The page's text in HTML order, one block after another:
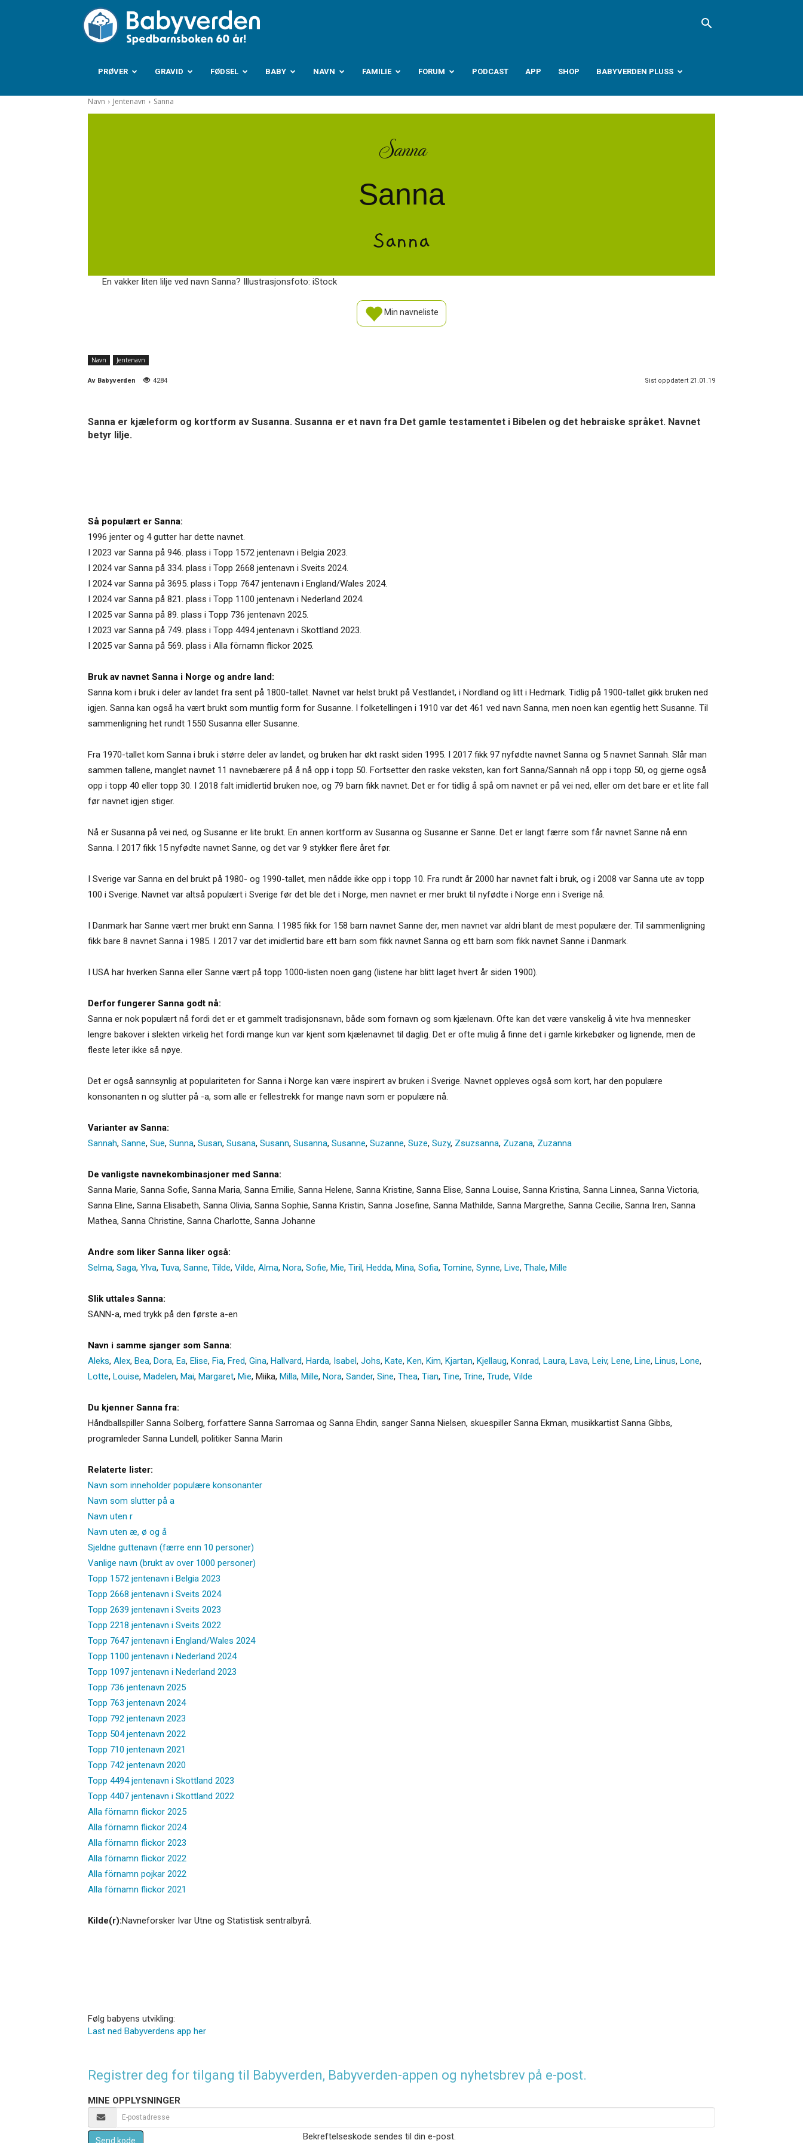
Babyverden.no
PRØVER GRAVID FØDSEL BABY NAVN FAMILIE FORUM PODCAST APP SHOP BABYVERDEN PLUSS
Navn Jentenavn Sanna
Sanna
Sanna
Sanna
En vakker liten lilje ved navn Sanna? Illustrasjonsfoto: iStock
Min navneliste
Navn Jentenavn
Av Babyverden 4284 Sist oppdatert 21.01.19
Sanna er kjæleform og kortform av Susanna. Susanna er et navn fra Det gamle testamentet i Bibelen og det hebraiske språket. Navnet
betyr lilje.
Så populært er Sanna:
1996 jenter og 4 gutter har dette navnet.
I 2023 var Sanna på 946. plass i Topp 1572 jentenavn i Belgia 2023.
I 2024 var Sanna på 334. plass i Topp 2668 jentenavn i Sveits 2024.
I 2024 var Sanna på 3695. plass i Topp 7647 jentenavn i England/Wales 2024.
I 2024 var Sanna på 821. plass i Topp 1100 jentenavn i Nederland 2024.
I 2025 var Sanna på 89. plass i Topp 736 jentenavn 2025.
I 2023 var Sanna på 749. plass i Topp 4494 jentenavn i Skottland 2023.
I 2025 var Sanna på 569. plass i Alla förnamn flickor 2025.
Bruk av navnet Sanna i Norge og andre land:
Sanna kom i bruk i deler av landet fra sent på 1800-tallet. Navnet var helst brukt på Vestlandet, i Nordland og litt i Hedmark. Tidlig på 1900-tallet gikk bruken ned
igjen. Sanna kan også ha vært brukt som muntlig form for Susanne. I folketellingen i 1910 var det 461 ved navn Sanna, men noen kan egentlig hett Susanne. Til
sammenligning het rundt 1550 Susanna eller Susanne.
Fra 1970-tallet kom Sanna i bruk i større deler av landet, og bruken har økt raskt siden 1995. I 2017 fikk 97 nyfødte navnet Sanna og 5 navnet Sannah. Slår man
sammen tallene, manglet navnet 11 navnebærere på å nå opp i topp 50. Fortsetter den raske veksten, kan fort Sanna/Sannah nå opp i topp 50, og gjerne også
opp i topp 40 eller topp 30. I 2018 falt imidlertid bruken noe, og 79 barn fikk navnet. Det er for tidlig å spå om navnet er på vei ned, eller om det bare er et lite fall
før navnet igjen stiger.
Nå er Susanna på vei ned, og Susanne er lite brukt. En annen kortform av Susanna og Susanne er Sanne. Det er langt færre som får navnet Sanne nå enn
Sanna. I 2017 fikk 15 nyfødte navnet Sanne, og det var 9 stykker flere året før.
I Sverige var Sanna en del brukt på 1980- og 1990-tallet, men nådde ikke opp i topp 10. Fra rundt år 2000 har navnet falt i bruk, og i 2008 var Sanna ute av topp
100 i Sverige. Navnet var altså populært i Sverige før det ble det i Norge, men navnet er mer brukt til nyfødte i Norge enn i Sverige nå.
I Danmark har Sanne vært mer brukt enn Sanna. I 1985 fikk for 158 barn navnet Sanne der, men navnet var aldri blant de mest populære der. Til sammenligning
fikk bare 8 navnet Sanna i 1985. I 2017 var det imidlertid bare ett barn som fikk navnet Sanna og ett barn som fikk navnet Sanne i Danmark.
I USA har hverken Sanna eller Sanne vært på topp 1000-listen noen gang (listene har blitt laget hvert år siden 1900).
Derfor fungerer Sanna godt nå:
Sanna er nok populært nå fordi det er et gammelt tradisjonsnavn, både som fornavn og som kjælenavn. Ofte kan det være vanskelig å vite hva mennesker
lengre bakover i slekten virkelig het fordi mange kun var kjent som kjælenavnet til daglig. Det er ofte mulig å finne det i gamle kirkebøker og lignende, men de
fleste leter ikke så nøye.
Det er også sannsynlig at populariteten for Sanna i Norge kan være inspirert av bruken i Sverige. Navnet oppleves også som kort, har den populære
konsonanten n og slutter på -a, som alle er fellestrekk for mange navn som er populære nå.
Varianter av Sanna:
Sannah, Sanne, Sue, Sunna, Susan, Susana, Susann, Susanna, Susanne, Suzanne, Suze, Suzy, Zsuzsanna, Zuzana, Zuzanna
De vanligste navnekombinasjoner med Sanna:
Sanna Marie, Sanna Sofie, Sanna Maria, Sanna Emilie, Sanna Helene, Sanna Kristine, Sanna Elise, Sanna Louise, Sanna Kristina, Sanna Linnea, Sanna Victoria,
Sanna Eline, Sanna Elisabeth, Sanna Olivia, Sanna Sophie, Sanna Kristin, Sanna Josefine, Sanna Mathilde, Sanna Margrethe, Sanna Cecilie, Sanna Iren, Sanna
Mathea, Sanna Christine, Sanna Charlotte, Sanna Johanne
Andre som liker Sanna liker også:
Selma, Saga, Ylva, Tuva, Sanne, Tilde, Vilde, Alma, Nora, Sofie, Mie, Tiril, Hedda, Mina, Sofia, Tomine, Synne, Live, Thale, Mille
Slik uttales Sanna:
SANN-a, med trykk på den første a-en
Navn i samme sjanger som Sanna:
Aleks, Alex, Bea, Dora, Ea, Elise, Fia, Fred, Gina, Hallvard, Harda, Isabel, Johs, Kate, Ken, Kim, Kjartan, Kjellaug, Konrad, Laura, Lava, Leiv, Lene, Line, Linus, Lone,
Lotte, Louise, Madelen, Mai, Margaret, Mie, Miika, Milla, Mille, Nora, Sander, Sine, Thea, Tian, Tine, Trine, Trude, Vilde
Du kjenner Sanna fra:
Håndballspiller Sanna Solberg, forfattere Sanna Sarromaa og Sanna Ehdin, sanger Sanna Nielsen, skuespiller Sanna Ekman, musikkartist Sanna Gibbs,
programleder Sanna Lundell, politiker Sanna Marin
Relaterte lister:
Navn som inneholder populære konsonanter
Navn som slutter på a
Navn uten r
Navn uten æ, ø og å
Sjeldne guttenavn (færre enn 10 personer)
Vanlige navn (brukt av over 1000 personer)
Topp 1572 jentenavn i Belgia 2023
Topp 2668 jentenavn i Sveits 2024
Topp 2639 jentenavn i Sveits 2023
Topp 2218 jentenavn i Sveits 2022
Topp 7647 jentenavn i England/Wales 2024
Topp 1100 jentenavn i Nederland 2024
Topp 1097 jentenavn i Nederland 2023
Topp 736 jentenavn 2025
Topp 763 jentenavn 2024
Topp 792 jentenavn 2023
Topp 504 jentenavn 2022
Topp 710 jentenavn 2021
Topp 742 jentenavn 2020
Topp 4494 jentenavn i Skottland 2023
Topp 4407 jentenavn i Skottland 2022
Alla förnamn flickor 2025
Alla förnamn flickor 2024
Alla förnamn flickor 2023
Alla förnamn flickor 2022
Alla förnamn pojkar 2022
Alla förnamn flickor 2021
Kilde(r):Navneforsker Ivar Utne og Statistisk sentralbyrå.
Følg babyens utvikling:
Last ned Babyverdens app her
Registrer deg for tilgang til Babyverden, Babyverden-appen og nyhetsbrev på e-post.
MINE OPPLYSNINGER
Send kode Bekreftelseskode sendes til din e-post.